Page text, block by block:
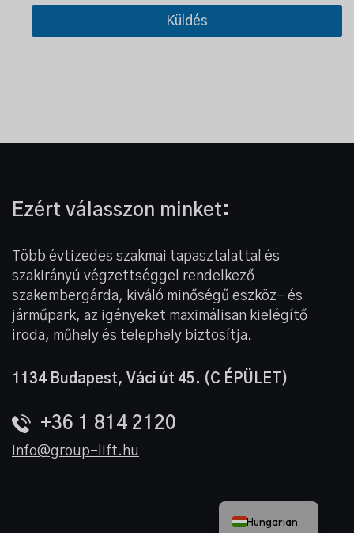
Küldés
Ezért válasszon minket:
Több évtizedes szakmai tapasztalattal és
szakirányú végzettséggel rendelkező
szakembergárda, kiváló minőségű eszköz- és
járműpark, az igényeket maximálisan kielégítő
iroda, műhely és telephely biztosítja.
1134 Budapest, Váci út 45. (C ÉPÜLET)
+36 1 814 2120
info@group-lift.hu
Hungarian
English